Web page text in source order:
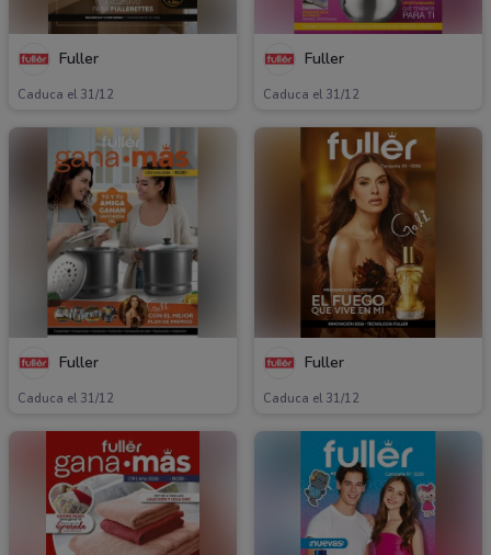
Fuller
Caduca el 31/12
Fuller
Caduca el 31/12
Fuller
Caduca el 31/12
Fuller
Caduca el 31/12